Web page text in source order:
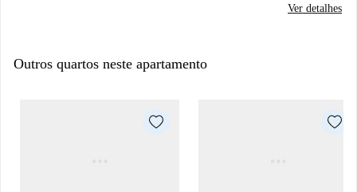
Ver detalhes
Outros quartos neste apartamento